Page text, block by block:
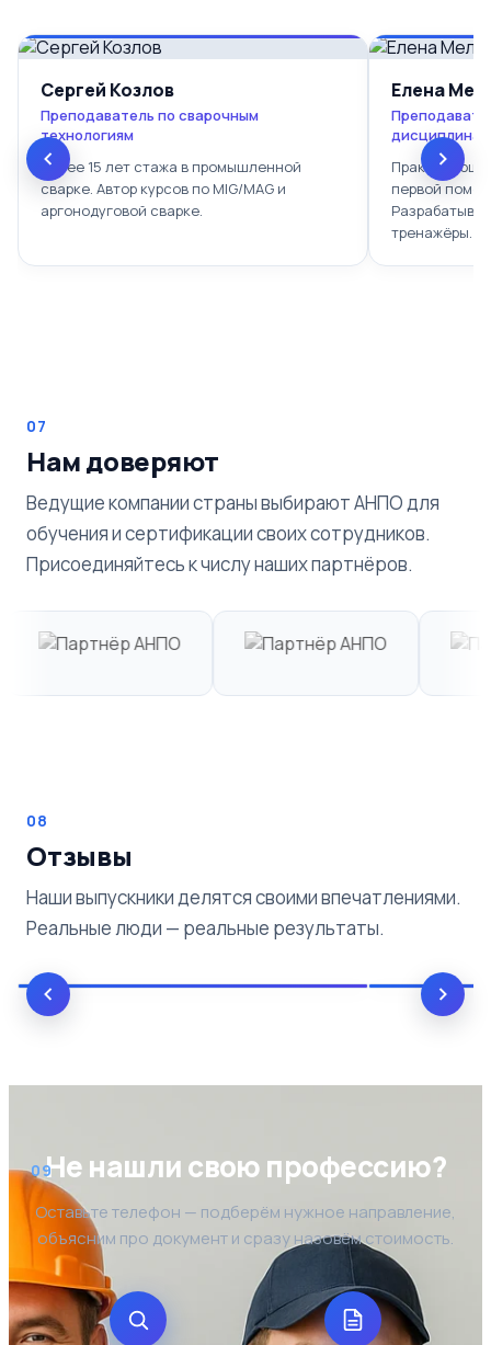
Сергей Козлов
Преподаватель по сварочным
технологиям
Более 15 лет стажа в промышленной
сварке. Автор курсов по MIG/MAG и
аргонодуговой сварке.
Елена
дисциплинам
первой
тренажёры.
07
Нам доверяют
Ведущие компании страны выбирают АНПО для
обучения и сертификации своих сотрудников.
Присоединяйтесь к числу наших партнёров.
08
Отзывы
Наши выпускники делятся своими впечатлениями.
Реальные люди — реальные результаты.
09Не нашли свою профессию?
Оставьте телефон — подберём нужное направление,
объясним про документ и сразу назовём стоимость.